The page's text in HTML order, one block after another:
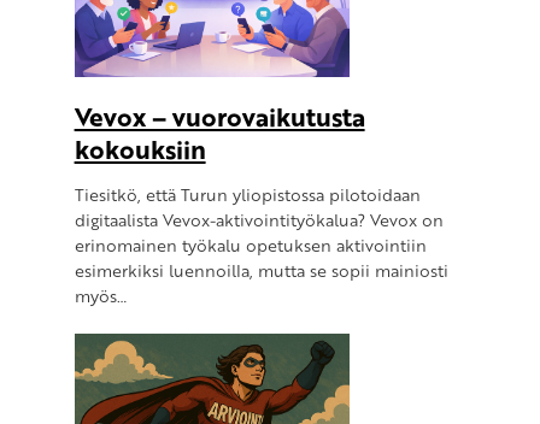
Vevox – vuorovaikutusta
kokouksiin
Tiesitkö, että Turun yliopistossa pilotoidaan
digitaalista Vevox-aktivointityökalua? Vevox on
erinomainen työkalu opetuksen aktivointiin
esimerkiksi luennoilla, mutta se sopii mainiosti
myös…